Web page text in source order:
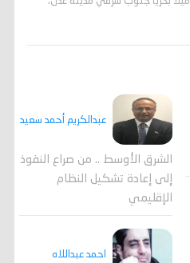
عبدالكريم أحمد سعيد
الشرق الأوسط .. من صراع النفوذ
إلى إعادة تشكيل النظام
الإقليمي
احمد عبداللاه